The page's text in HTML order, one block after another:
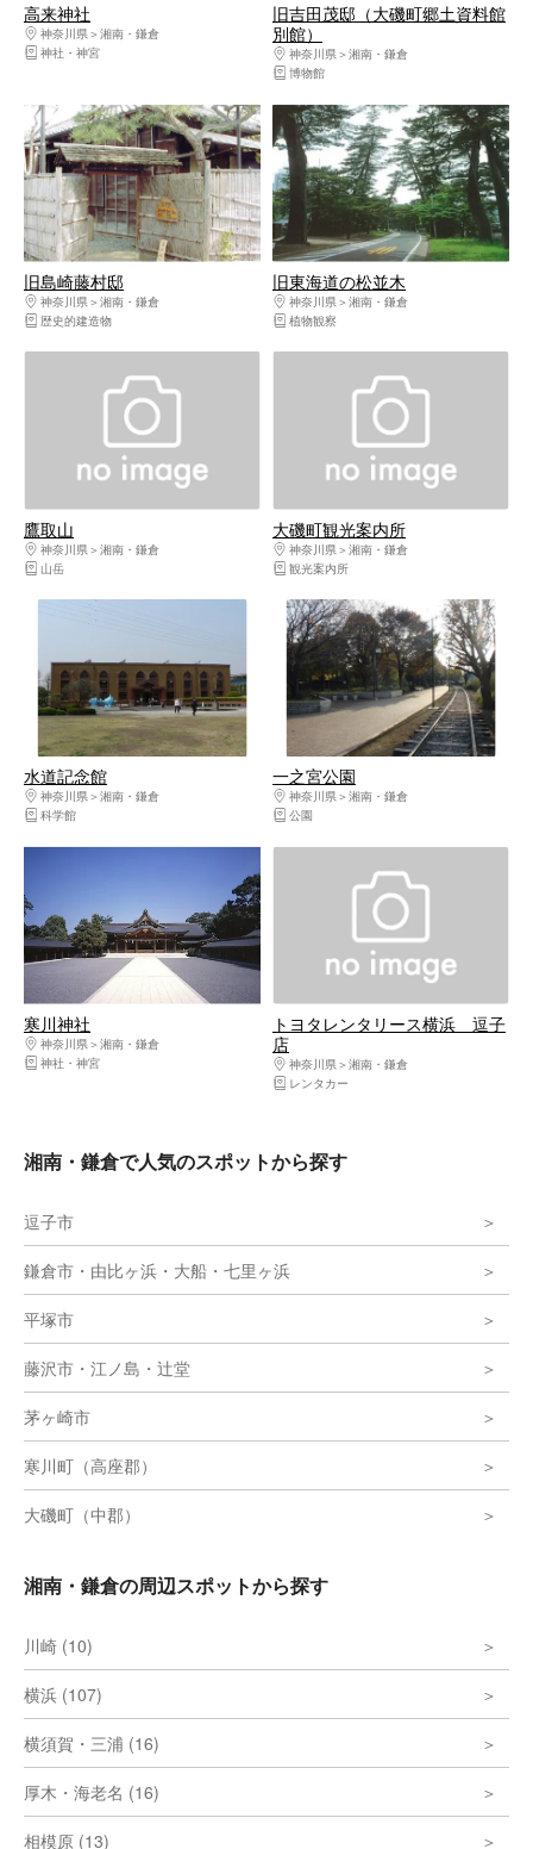
高来神社
神奈川県
湘南・鎌倉
神社・神宮
旧吉田茂邸（大磯町郷土資料館
別館）
神奈川県
湘南・鎌倉
博物館
旧島崎藤村邸
神奈川県
湘南・鎌倉
歴史的建造物
旧東海道の松並木
神奈川県
湘南・鎌倉
植物観察
鷹取山
神奈川県
湘南・鎌倉
山岳
大磯町観光案内所
神奈川県
湘南・鎌倉
観光案内所
水道記念館
神奈川県
湘南・鎌倉
科学館
一之宮公園
神奈川県
湘南・鎌倉
公園
寒川神社
神奈川県
湘南・鎌倉
神社・神宮
トヨタレンタリース横浜 逗子
店
神奈川県
湘南・鎌倉
レンタカー
湘南・鎌倉で人気のスポットから探す
逗子市
鎌倉市・由比ヶ浜・大船・七里ヶ浜
平塚市
藤沢市・江ノ島・辻堂
茅ヶ崎市
寒川町（高座郡）
大磯町（中郡）
湘南・鎌倉の周辺スポットから探す
川崎 (10)
横浜 (107)
横須賀・三浦 (16)
厚木・海老名 (16)
相模原 (13)